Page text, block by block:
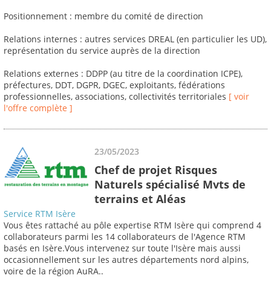
Positionnement : membre du comité de direction
Relations internes : autres services DREAL (en particulier les UD),
représentation du service auprès de la direction
Relations externes : DDPP (au titre de la coordination ICPE),
préfectures, DDT, DGPR, DGEC, exploitants, fédérations
professionnelles, associations, collectivités territoriales [ voir
l'offre complète ]
23/05/2023
Chef de projet Risques
Naturels spécialisé Mvts de
terrains et Aléas
Service RTM Isère
Vous êtes rattaché au pôle expertise RTM Isère qui comprend 4
collaborateurs parmi les 14 collaborateurs de l'Agence RTM
basés en Isère.Vous intervenez sur toute l'Isère mais aussi
occasionnellement sur les autres départements nord alpins,
voire de la région AuRA..